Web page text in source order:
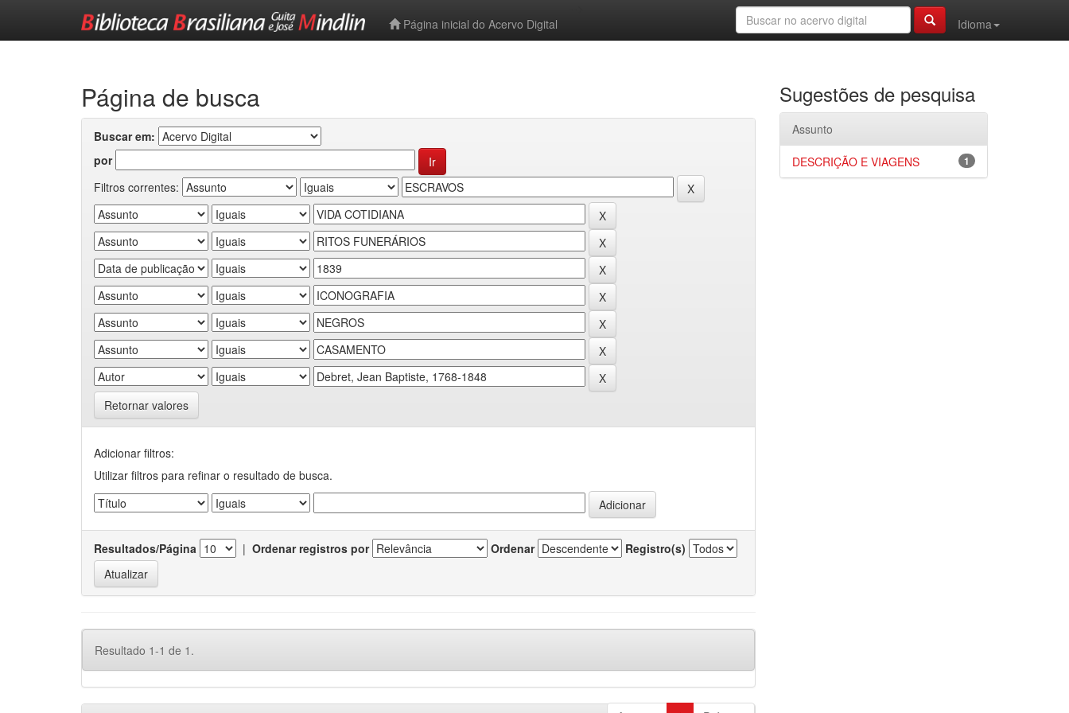
Página inicial do Acervo Digital
Idioma
Página de busca
Buscar em:
por
Filtros correntes:
Retornar valores
Adicionar filtros:
Utilizar filtros para refinar o resultado de busca.
Resultados/Página | Ordenar registros por Ordenar Registro(s)
Resultado 1-1 de 1.
Sugestões de pesquisa
Assunto
1
DESCRIÇÃO E VIAGENS